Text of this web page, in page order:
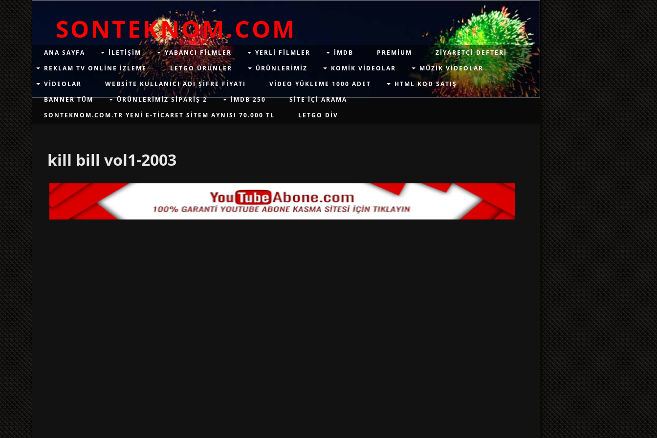
SONTEKNOM.COM
ANA SAYFA ILETIŞIM YABANCI FILMLER YERLI FILMLER IMDB PREMIUM
ZIYARETÇI DEFTERI
REKLAM TV ONLINE IZLEME
LETGO ÜRÜNLER ÜRÜNLERIMIZ KOMIK VIDEOLAR
MÜZIK VIDEOLAR
VIDEOLAR
WEBSITE KULLANICI ADI ŞIFRE FIYATI VIDEO YÜKLEME 1000 ADET
HTML KOD SATIŞ
BANNER TÜM
ÜRÜNLERIMIZ SIPARIŞ 2 İMDB 250
SITE IÇI ARAMA
SONTEKNOM.COM.TR YENI E-TICARET SITEM AYNISI 70.000 TL
LETGO DIV
kill bill vol1-2003